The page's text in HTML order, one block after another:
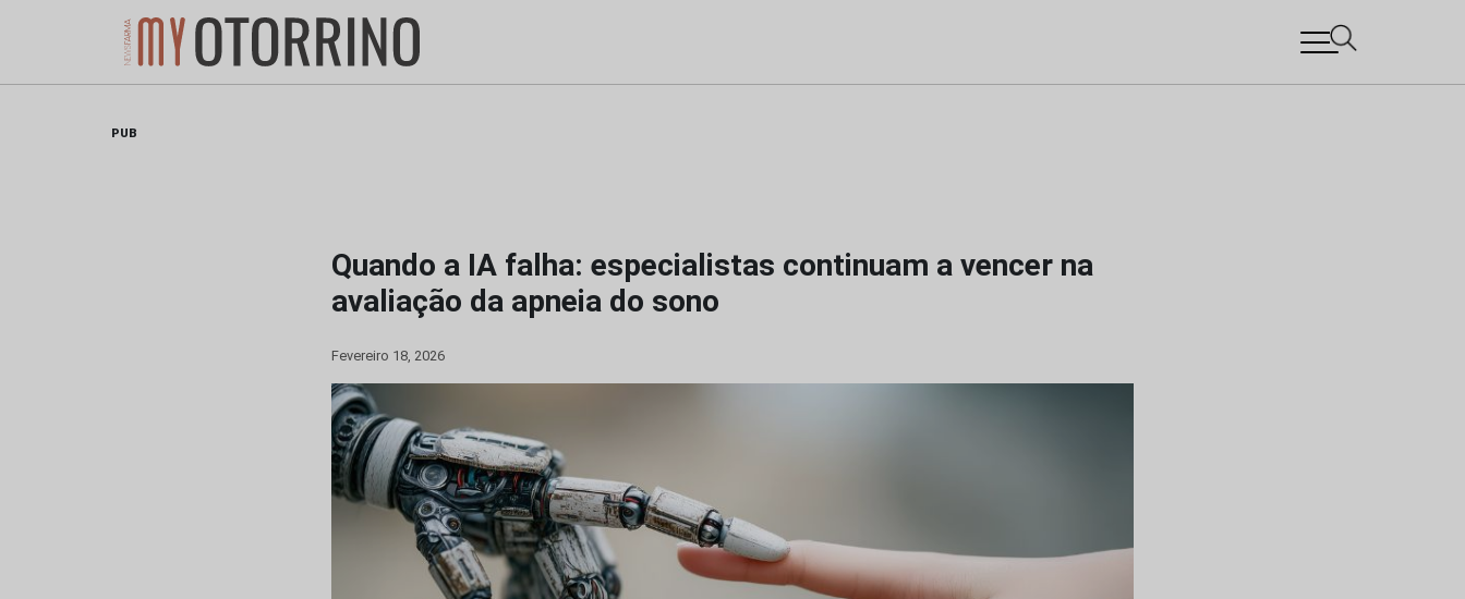
Skip
PUB
Quando a IA falha: especialistas continuam a vencer na
avaliação da apneia do sono
Fevereiro 18, 2026